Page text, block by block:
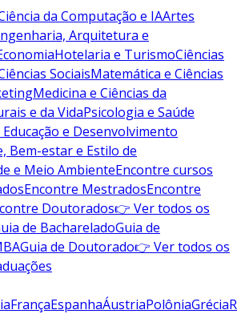
da Computação e IAArtes
Arquitetura e
Hotelaria e TurismoCiências
SociaisMatemática e Ciências
Medicina e Ciências da
e da VidaPsicologia e Saúde
e Desenvolvimento
Bem-estar e Estilo de
e Meio AmbienteEncontre cursos
Encontre MestradosEncontre
Doutorados👉 Ver todos os
de BachareladoGuia de
Guia de Doutorado👉 Ver todos os
FrançaEspanhaÁustriaPolôniaGrécia